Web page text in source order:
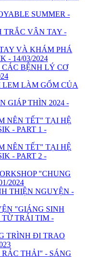
SUMMER -
TRẮC VÂN TAY -
VÀ KHÁM PHÁ
- 14/03/2024
CÁC BỆNH LÝ CƠ
LÀM GỐM CỦA
GIÁP THÌN 2024 -
NÊN TẾT" TẠI HỆ
- PART 1 -
NÊN TẾT" TẠI HỆ
- PART 2 -
"CHUNG
2024
THIỆN NGUYỆN -
"GIÁNG SINH
TRÁI TIM -
TRÌNH ĐI TRAO
THẢI" - SÁNG